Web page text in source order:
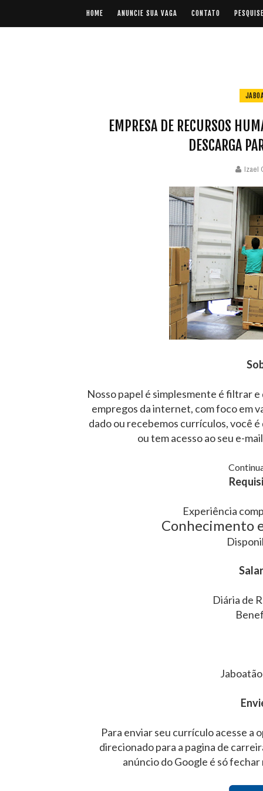
HOME ANUNCIE SUA VAGA CONTATO
EMPRESA DE RECURSOS
DESCARGA
Izael
Nosso papel é simplesmente é filtrar
empregos da internet, com foco em
dado ou recebemos currículos, você
ou tem acesso ao seu e-
Experiência
Conhecimento
Diária de
Para enviar seu currículo acesse a
direcionado para a pagina de
anúncio do Google é só